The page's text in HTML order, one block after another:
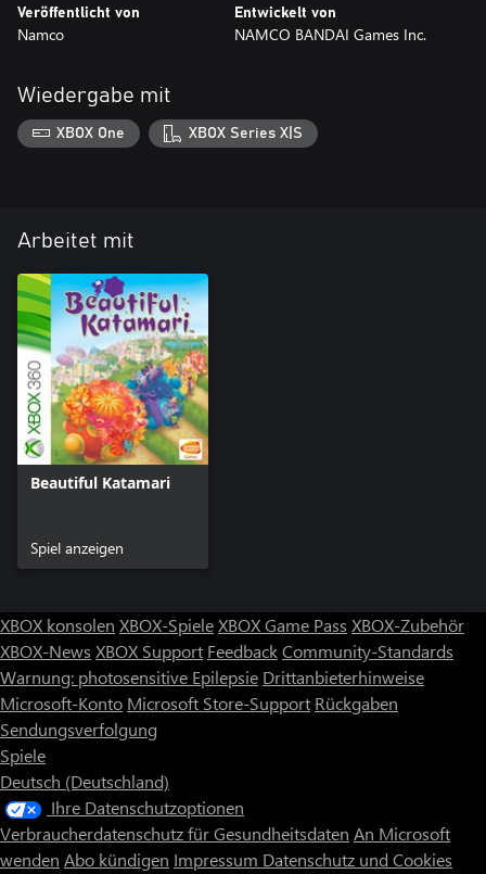
Veröffentlicht von
Namco
Entwickelt von
NAMCO BANDAI Games Inc.
Wiedergabe mit
XBOX One XBOX Series X|S
Arbeitet mit
Beautiful Katamari
Spiel anzeigen
XBOX konsolen XBOX-SpieleXBOX Game Pass XBOX-Zubehör
XBOX-News XBOX Support FeedbackCommunity-Standards
Warnung: photosensitive Epilepsie Drittanbieterhinweise
Microsoft-Konto Microsoft Store-Support Rückgaben
Sendungsverfolgung
Spiele
Deutsch (Deutschland)
Ihre Datenschutzoptionen
Verbraucherdatenschutz für Gesundheitsdaten An Microsoft
wenden Abo kündigen Impressum Datenschutz und Cookies